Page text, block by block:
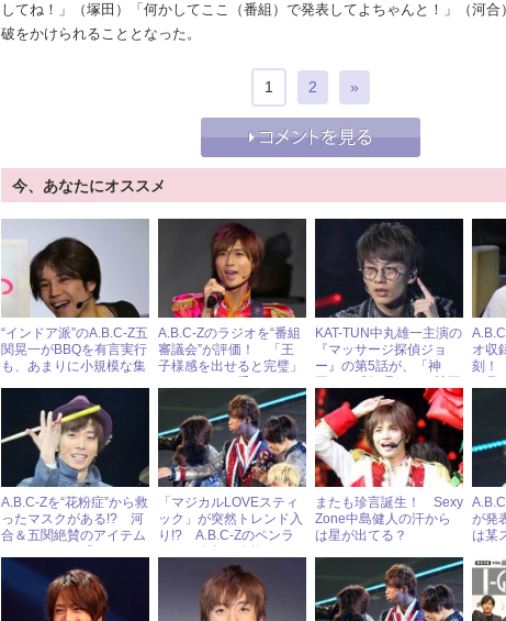
してね！」（塚田）「何かしてここ（番組）で発表してよちゃんと！」（河合
破をかけられることとなった。
1 2 »
今、あなたにオススメ
“インドア派”のA.B.C-Z五
関晃一がBBQを有言実行
も、あまりに小規模な集
A.B.C-Zのラジオを“番組
審議会”が評価！ 「王
子様感を出せると完璧」
KAT-TUN中丸雄一主演の
『マッサージ探偵ジョ
ー』の第5話が、「神
両論となったある手法と
は……
オ収
刻！
A.B.C-Zを“花粉症”から救
ったマスクがある!? 河
合＆五関絶賛のアイテム
ちゃいい！」
「マジカルLOVEスティ
ック」が突然トレンド入
り!? A.B.C-Zのペンラ
またも珍言誕生！ Sexy
Zone中島健人の汗から
は星が出てる？
が発
は某